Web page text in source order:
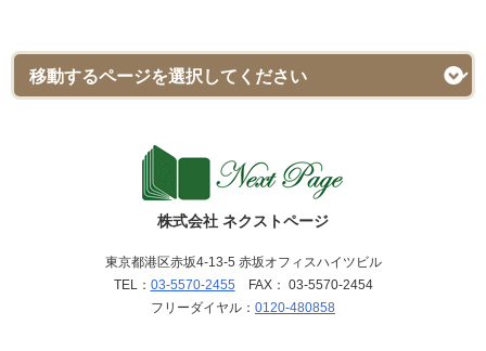
株式会社 ネクストページ
東京都港区赤坂4-13-5 赤坂オフィスハイツビル
TEL： 03-5570-2455 FAX： 03-5570-2454
フリーダイヤル： 0120-480858